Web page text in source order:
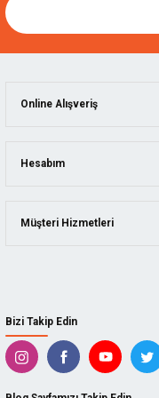
Bizi Takip Edin
Online Alışveriş
Hesabım
Müşteri Hizmetleri